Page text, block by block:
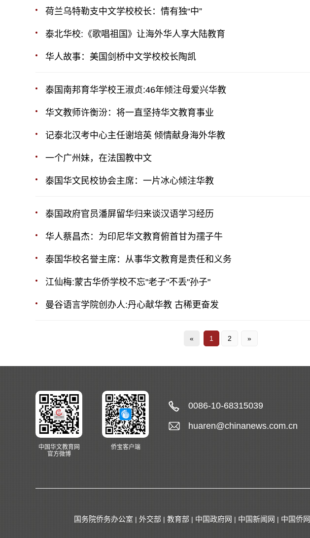
荷兰乌特勒支中文学校校长：情有独“中”
泰北华校:《歌唱祖国》让海外华人享大陆教育
华人故事：美国剑桥中文学校校长陶凯
泰国南邦育华学校王淑贞:46年倾注母爱兴华教
华文教师许衡汾：将一直坚持华文教育事业
记泰北汉考中心主任谢培英 倾情献身海外华教
一个广州妹，在法国教中文
泰国华文民校协会主席：一片冰心倾注华教
泰国政府官员潘屏留华归来谈汉语学习经历
华人蔡昌杰：为印尼华文教育俯首甘为孺子牛
泰国华校名誉主席：从事华文教育是责任和义务
江仙梅:蒙古华侨学校不忘"老子"不丢"孙子"
曼谷语言学院创办人:丹心献华教 古稀更奋发
« 1 2 »
中国华文教育网
官方微博
侨宝客户端
0086-10-68315039
huaren@chinanews.com.cn
国务院侨务办公室 | 外交部 | 教育部 | 中国政府网 | 中国新闻网 | 中国侨网